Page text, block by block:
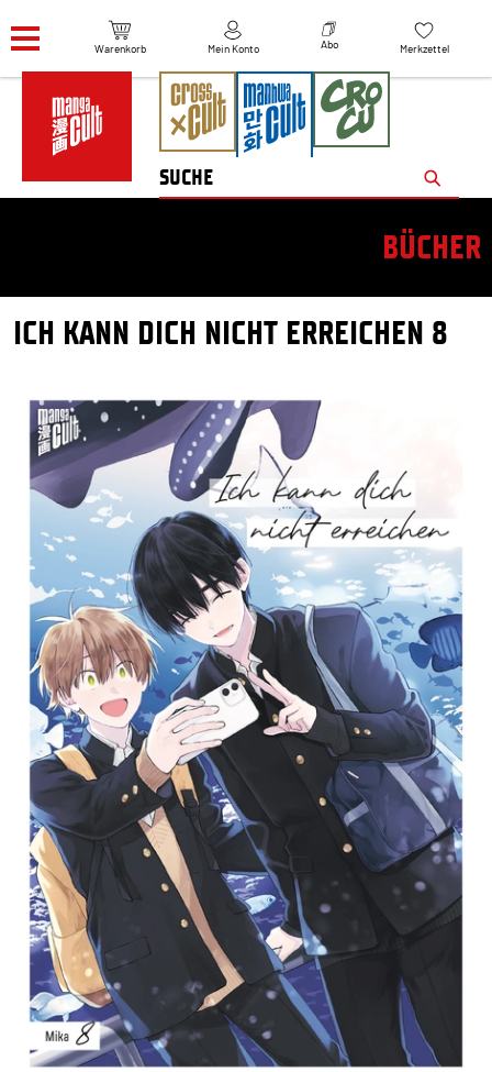
Warenkorb Mein Konto Abo Merkzettel
BÜCHER
ICH KANN DICH NICHT ERREICHEN 8